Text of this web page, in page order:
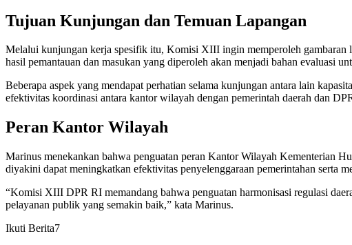
Tujuan Kunjungan dan Temuan Lapangan
Melalui kunjungan kerja spesifik itu, Komisi XIII ingin memperoleh gambaran
hasil pemantauan dan masukan yang diperoleh akan menjadi bahan evaluasi
Beberapa aspek yang mendapat perhatian selama kunjungan antara lain
efektivitas koordinasi antara kantor wilayah dengan pemerintah daerah dan
Peran Kantor Wilayah
Marinus menekankan bahwa penguatan peran Kantor Wilayah Kementerian
diyakini dapat meningkatkan efektivitas penyelenggaraan pemerintahan serta
“Komisi XIII DPR RI memandang bahwa penguatan harmonisasi regulasi
pelayanan publik yang semakin baik,” kata Marinus.
Ikuti Berita7